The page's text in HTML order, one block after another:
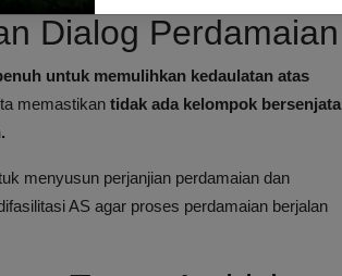
Dialog Perdamaian
untuk memulihkan kedaulatan atas
memastikan tidak ada kelompok bersenjata
menyusun perjanjian perdamaian dan
AS agar proses perdamaian berjalan